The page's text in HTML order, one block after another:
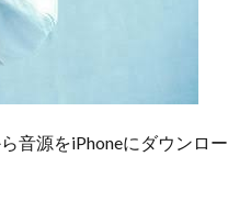
音源をiPhoneにダウンロー